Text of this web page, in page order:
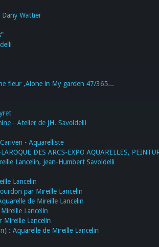
Dany Wattier
fleur ,Alone in My garden 47/365...
- Atelier de JH. Savoldelli
- Aquarelliste
DES ARCS-EXPO AQUARELLES,
Lancelin, Jean-Humbert Savoldelli
Lancelin
par Mireille Lancelin
de Mireille Lancelin
Lancelin
Mireille Lancelin
: Aquarelle de Mireille Lancelin